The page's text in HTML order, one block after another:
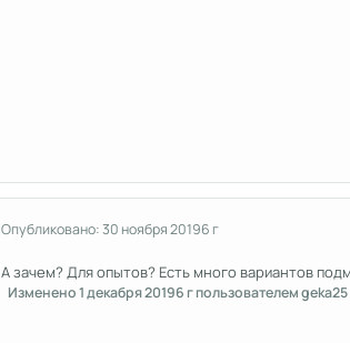
Опубликовано:30 ноября 20196 г
А зачем? Для опытов? Есть много вариантов
Изменено1 декабря 20196 гпользователем geka25